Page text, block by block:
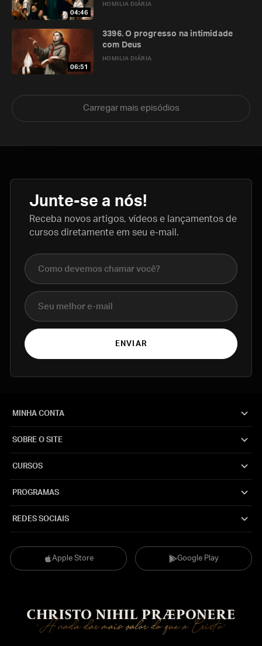
04:46
HOMILIA DIÁRIA
06:51
HOMILIA DIÁRIA
3396. O progresso na intimidade
com Deus
Carregar mais episódios
Junte-se a nós!
Receba novos artigos, vídeos e lançamentos de
cursos diretamente em seu e-mail.
Nome completo
E-mail
ENVIAR
Apple Store Google Play
MINHA CONTA
SOBRE O SITE
CURSOS
PROGRAMAS
REDES SOCIAIS